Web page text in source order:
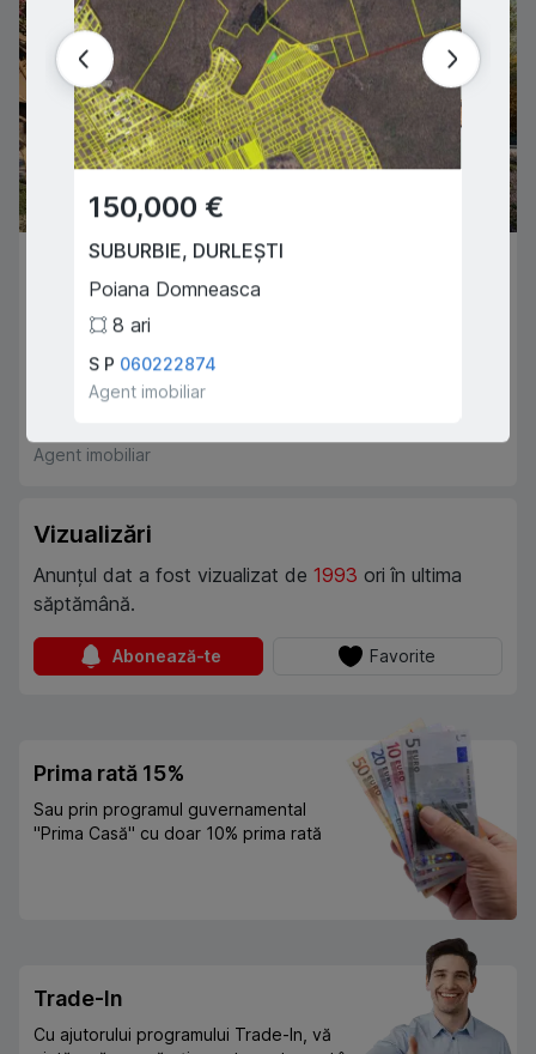
73,400 €
SUBURBIE
DURLEȘTI
Cartușa
1 62 m
Agent imobiliar
Vizualizări
Anunțul dat a fost vizualizat de 1993 ori în ultima
săptămână.
Abonează-te Favorite
Prima rată 15%
Sau prin programul guvernamental
"Prima Casă" cu doar 10% prima rată
Trade-In
Cu ajutorului programului Trade-In, vă
150,000 €
SUBURBIE, DURLEȘTI
Poiana Domneasca
8 ari
S P 060222874
Agent imobiliar